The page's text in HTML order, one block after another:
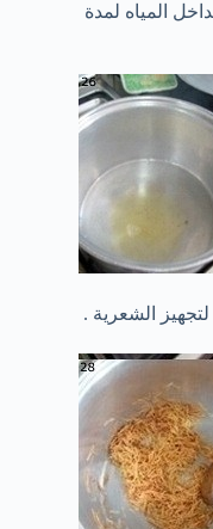
المياه لمدة
الشعرية .